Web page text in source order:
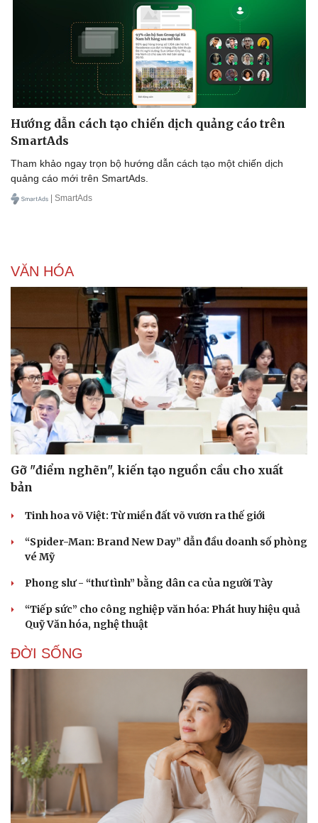
Doanh nghiệp
Thông tin doanh nghiệp
Sành điệu
Tin Công nghệ
Trải nghiệm
Chuyển đổi số
Hướng dẫn cách tạo chiến dịch quảng cáo trên
SmartAds
Tham khảo ngay trọn bộ hướng dẫn cách tạo một chiến dịch
quảng cáo mới trên SmartAds.
| SmartAds
VĂN HÓA
Gỡ "điểm nghẽn", kiến tạo nguồn cầu cho xuất
bản
Tinh hoa võ Việt: Từ miền đất võ vươn ra thế giới
“Spider-Man: Brand New Day” dẫn đầu doanh số phòng
vé Mỹ
Phong slư - “thư tình” bằng dân ca của người Tày
“Tiếp sức” cho công nghiệp văn hóa: Phát huy hiệu quả
Quỹ Văn hóa, nghệ thuật
ĐỜI SỐNG